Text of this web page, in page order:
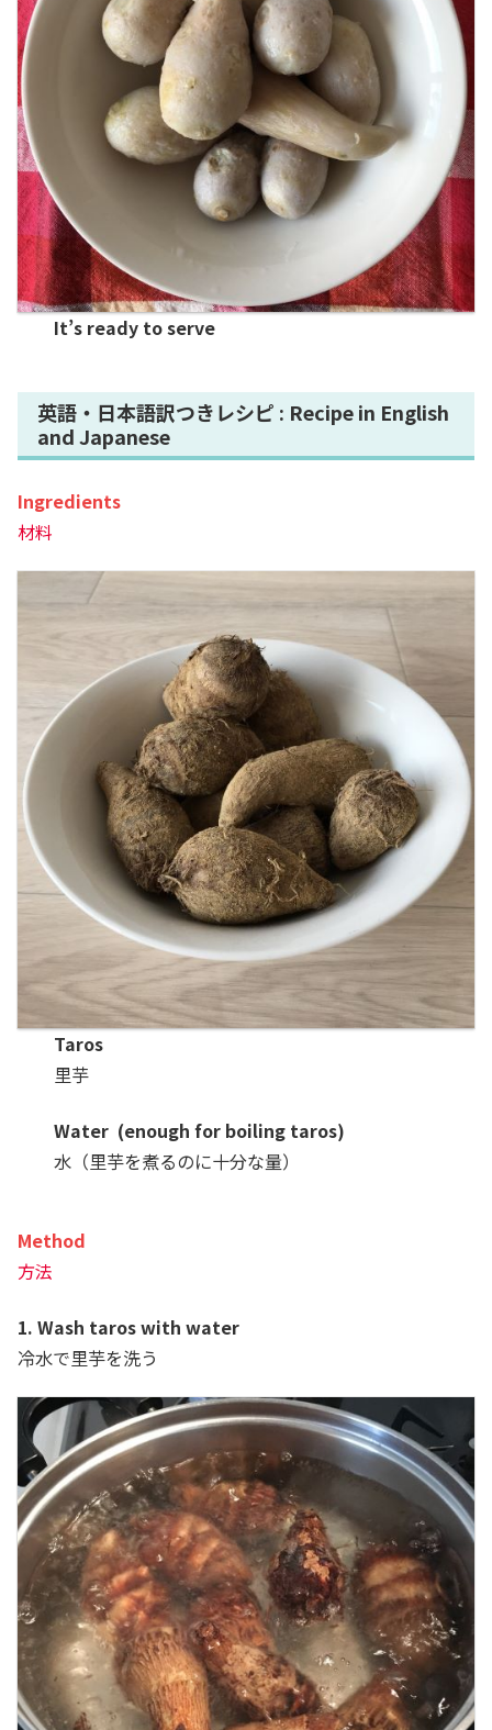
It’s ready to serve
英語・日本語訳つきレシピ : Recipe in English
and Japanese
Ingredients
材料
Taros
里芋
Water (enough for boiling taros)
水（里芋を煮るのに十分な量）
Method
方法
1. Wash taros with water
冷水で里芋を洗う